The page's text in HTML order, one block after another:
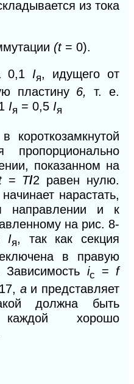
из тока
(t = 0).
0,1 Iя, идущего от
пластину 6,т. е.
Iя = 0,5 Iя
короткозамкнутой
пропорционально
показанном на
= T/2 равен нулю.
нарастать,
направлении и к
на рис. 8-
Iя, так как секция
в правую
Зависимость ic = f
а и представляет
должна быть
хорошо